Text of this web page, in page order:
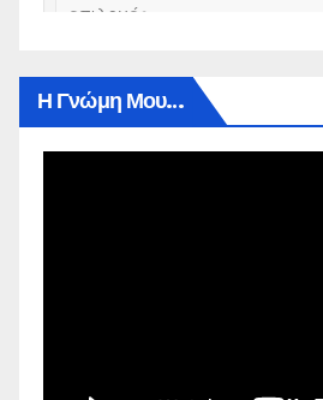
Η Γνώμη Μου…